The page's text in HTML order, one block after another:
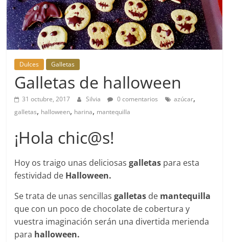
Dulces Galletas
Galletas de halloween
31 octubre, 2017 Silvia 0 comentarios azúcar,
galletas, halloween, harina, mantequilla
¡Hola chic@s!
Hoy os traigo unas deliciosasgalletas para esta
festividad de Halloween.
Se trata de unas sencillasgalletas de mantequilla
que con un poco de chocolate de cobertura y
vuestra imaginación serán una divertida merienda
para halloween.